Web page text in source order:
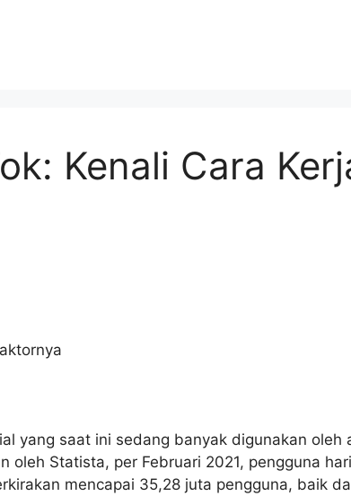
Kenali Cara
yang saat ini sedang banyak digunakan oleh
oleh Statista, per Februari 2021, pengguna
mencapai 35,28 juta pengguna, baik